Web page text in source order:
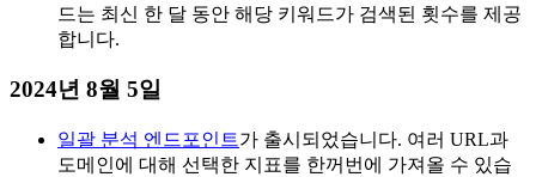
드는 최신 한 달 동안 해당 키워드가 검색된 횟수를 제공
합니다.
2024년 8월 5일
일괄 분석 엔드포인트가 출시되었습니다. 여러 URL과
도메인에 대해 선택한 지표를 한꺼번에 가져올 수 있습